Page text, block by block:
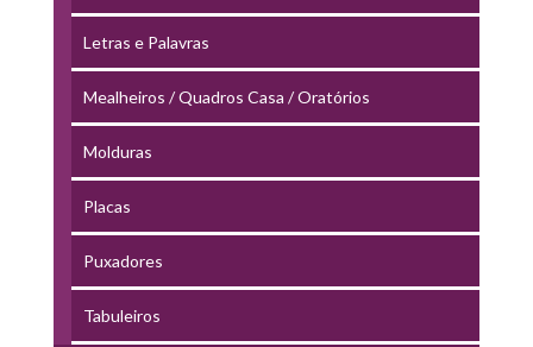
Letras e Palavras
Mealheiros / Quadros Casa / Oratórios
Molduras
Placas
Puxadores
Tabuleiros